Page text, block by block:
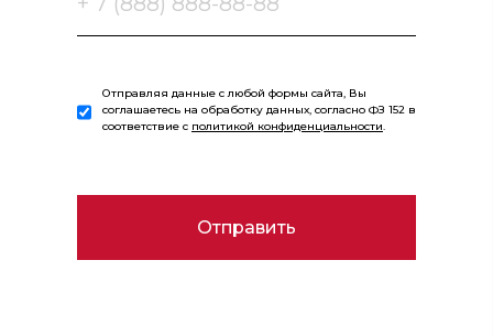
Отправляя данные с любой формы сайта, Вы
соглашаетесь на обработку данных, согласно ФЗ 152 в
соответствие с политикой конфиденциальности.